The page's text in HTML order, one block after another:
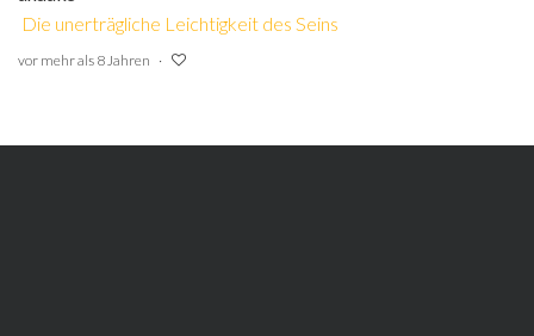
Die unerträgliche Leichtigkeit des Seins
vor mehr als 8 Jahren
export